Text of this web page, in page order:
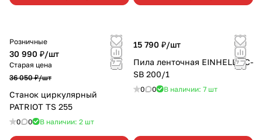
Розничные
30 990 ₽/шт
Старая цена
36 050 ₽/шт
Станок циркулярный
PATRIOT TS 255
0 0 В наличии: 2 шт
15 790 ₽/шт
Пила ленточная EINHELL TC-
SB 200/1
0 0 В наличии: 7 шт